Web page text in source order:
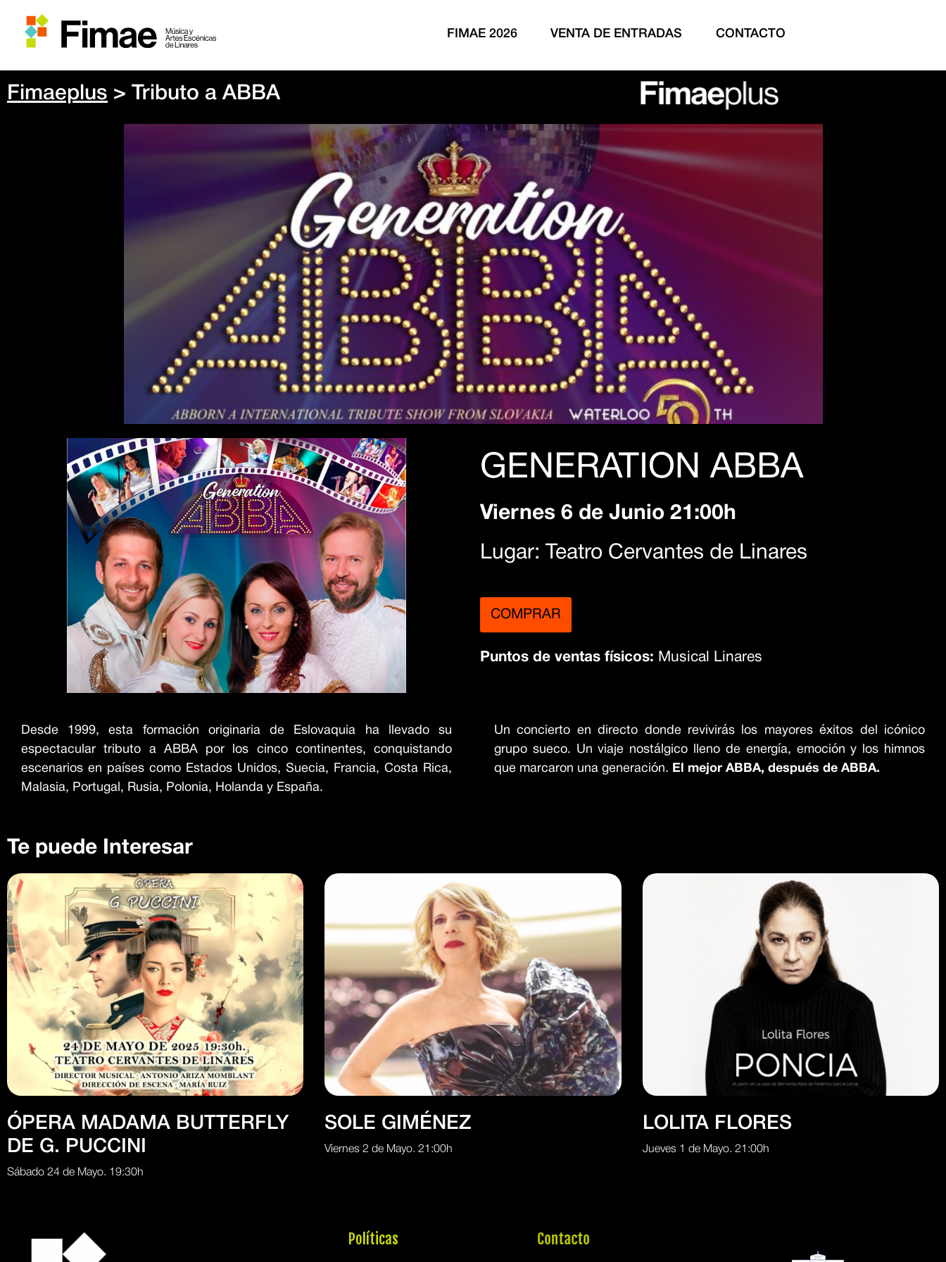
FIMAE 2026 VENTA DE ENTRADAS CONTACTO
Fimaeplus > Tributo a ABBA
GENERATION ABBA
Viernes 6 de Junio 21:00h
Lugar: Teatro Cervantes de Linares
COMPRAR
Puntos de ventas físicos: Musical Linares
Desde 1999, esta formación originaria de Eslovaquia ha llevado su
espectacular tributo a ABBA por los cinco continentes, conquistando
escenarios en países como Estados Unidos, Suecia, Francia, Costa Rica,
Malasia, Portugal, Rusia, Polonia, Holanda y España.
Un concierto en directo donde revivirás los mayores éxitos del icónico
grupo sueco. Un viaje nostálgico lleno de energía, emoción y los himnos
que marcaron una generación. El mejor ABBA, después de ABBA.
Te puede Interesar
ÓPERA MADAMA BUTTERFLY
DE G. PUCCINI
Sábado 24 de Mayo. 19:30h
SOLE GIMÉNEZ
Viernes 2 de Mayo. 21:00h
LOLITA FLORES
Jueves 1 de Mayo. 21:00h
Políticas Contacto